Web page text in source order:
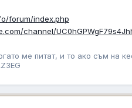
forum/index.php
channel/
ме питат, и то ако съм на